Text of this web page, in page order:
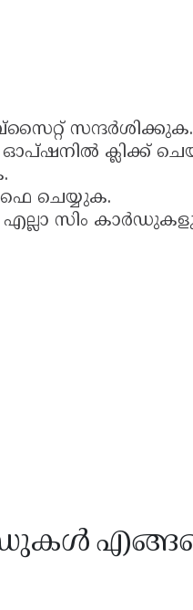
സന്ദർശിക്കുക.
ഓപ്ഷനിൽ ക്ലിക്ക്
ചെയ്യുക.
എല്ലാ സിം
എങ്ങനെ